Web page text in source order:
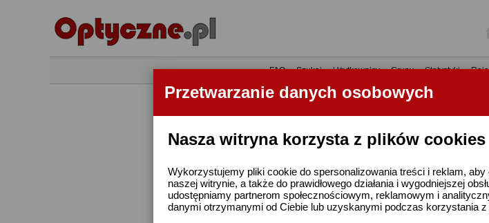
Przetwarzanie danych osobowych
Nasza witryna korzysta z plików cookies
Wykorzystujemy pliki cookie do spersonalizowania treści i reklam,
naszej witrynie, a także do prawidłowego działania i wygodniejszej
udostępniamy partnerom społecznościowym, reklamowym i
danymi otrzymanymi od Ciebie lub uzyskanymi podczas korzystania z
•FAQ•Szukaj•Użytkownicy•Grupy•Statystyki•